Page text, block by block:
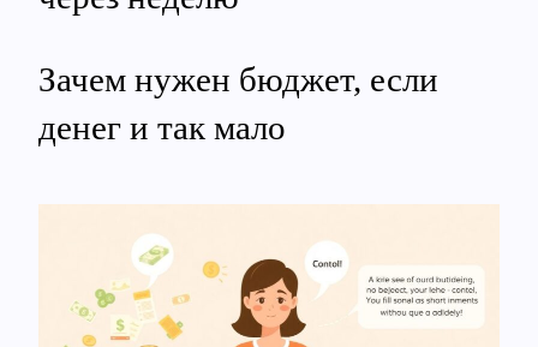
Зачем нужен бюджет, если
денег и так мало